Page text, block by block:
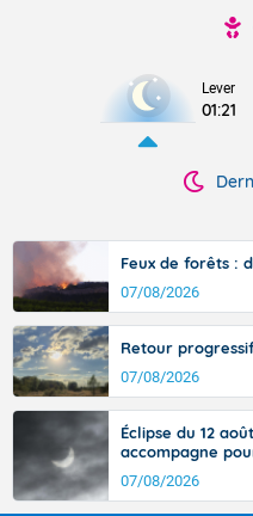
Lever
01:21
Feux de forêts :
07/08/2026
Retour
07/08/2026
Éclipse du 12
accompagne
07/08/2026